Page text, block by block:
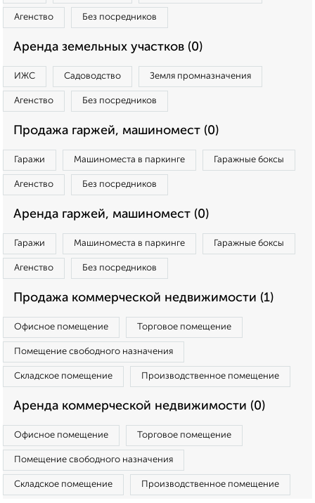
Агенство Без посредников
Аренда земельных участков (0)
ИЖС Садоводство Земля промназначения
Агенство Без посредников
Продажа гаржей, машиномест (0)
Гаражи Машиноместа в паркинге Гаражные боксы
Агенство Без посредников
Аренда гаржей, машиномест (0)
Гаражи Машиноместа в паркинге Гаражные боксы
Агенство Без посредников
Продажа коммерческой недвижимости (1)
Офисное помещение Торговое помещение
Помещение свободного назначения
Складское помещение Производственное помещение
Аренда коммерческой недвижимости (0)
Офисное помещение Торговое помещение
Помещение свободного назначения
Складское помещение Производственное помещение